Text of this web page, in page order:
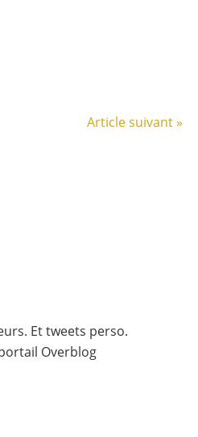
Article suivant »
Et tweets perso.
Overblog